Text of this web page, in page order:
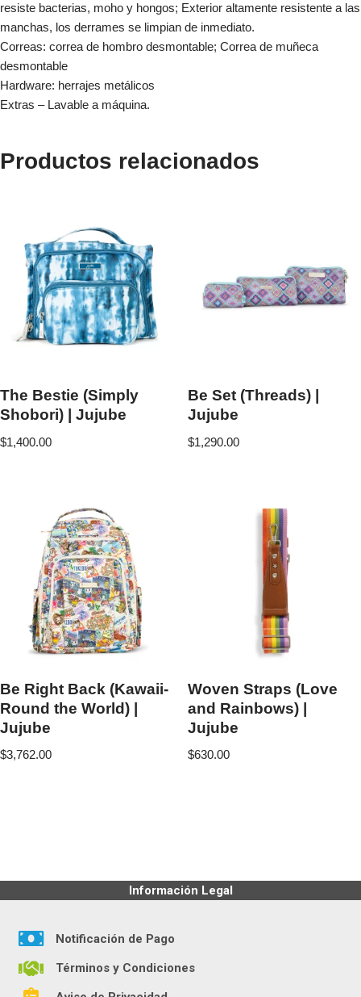
resiste bacterias, moho y hongos; Exterior altamente resistente a las
manchas, los derrames se limpian de inmediato.
Correas: correa de hombro desmontable; Correa de muñeca
desmontable
Hardware: herrajes metálicos
Extras – Lavable a máquina.
Productos relacionados
The Bestie (Simply
Shobori) | Jujube
$1,400.00
Be Set (Threads) |
Jujube
$1,290.00
Be Right Back (Kawaii-
Round the World) |
Jujube
$3,762.00
Woven Straps (Love
and Rainbows) |
Jujube
$630.00
Información Legal
Notificación de Pago
Términos y Condiciones